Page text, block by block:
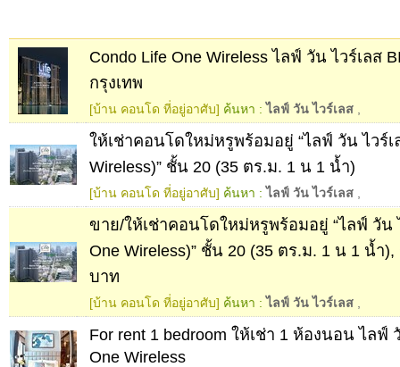
Condo Life One Wireless ไลฟ์ วัน ไวร์เลส
กรุงเทพ
[บ้าน คอนโด ที่อยู่อาศับ] ค้นหา : ไลฟ์ วัน ไวร์เลส
ให้เช่าคอนโดใหม่หรูพร้อมอยู่ “ไลฟ์ วัน ไวร์เ
Wireless)” ชั้น 20 (35 ตร.ม. 1 น 1 น้ำ)
[บ้าน คอนโด ที่อยู่อาศับ] ค้นหา : ไลฟ์ วัน ไวร์เลส
ขาย/ให้เช่าคอนโดใหม่หรูพร้อมอยู่ “ไลฟ์ วัน
One Wireless)” ชั้น 20 (35 ตร.ม. 1 น 1 น้ำ
บาท
[บ้าน คอนโด ที่อยู่อาศับ] ค้นหา : ไลฟ์ วัน ไวร์เลส
For rent 1 bedroom ให้เช่า 1 ห้องนอน ไลฟ์
One Wireless